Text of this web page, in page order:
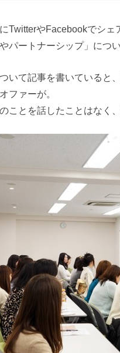
TwitterやFacebookでシェ
パートナーシップ」につ
いて記事を書いていると
ファーが。
ことを話したことはなく